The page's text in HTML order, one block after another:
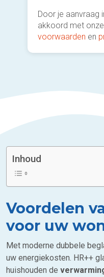
Door je aanvraag
akkoord met onze
voorwaarden en
Inhoud
Voordelen
voor uw
Met moderne dubbele
uw energiekosten. HR++
huishouden de